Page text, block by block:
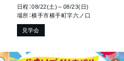
手市横手町六ノ口
日程：08/22(土)～08/23(日)
場所：横手市横手町字六ノ口
見学会